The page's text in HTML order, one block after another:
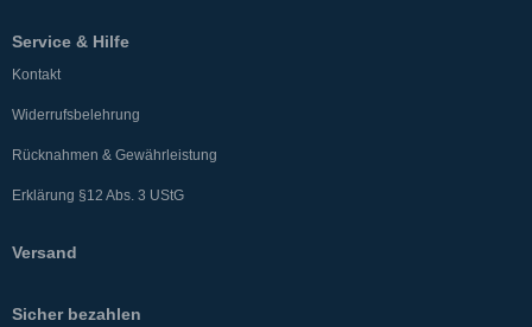
Service & Hilfe
Kontakt
Widerrufsbelehrung
Rücknahmen & Gewährleistung
Erklärung §12 Abs. 3 UStG
Versand
Sicher bezahlen